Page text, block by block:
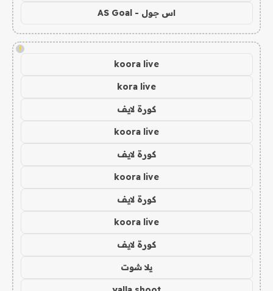
اس جول - AS Goal
!
koora live
kora live
كورة لايف
koora live
كورة لايف
koora live
كورة لايف
koora live
كورة لايف
يلا شوت